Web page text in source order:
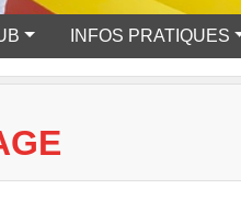
INFOS PRATIQUES